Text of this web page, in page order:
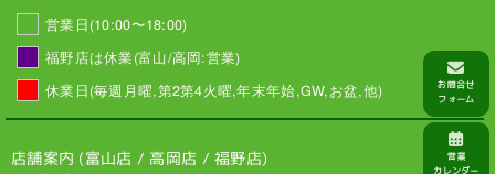
営業日(10:00〜18:00)
福野店は休業(富山/高岡:営業)
休業日(毎週月曜,第2第4火曜,年末年始,GW,お盆,他)
店舗案内 (富山店 / 高岡店 /福野店)